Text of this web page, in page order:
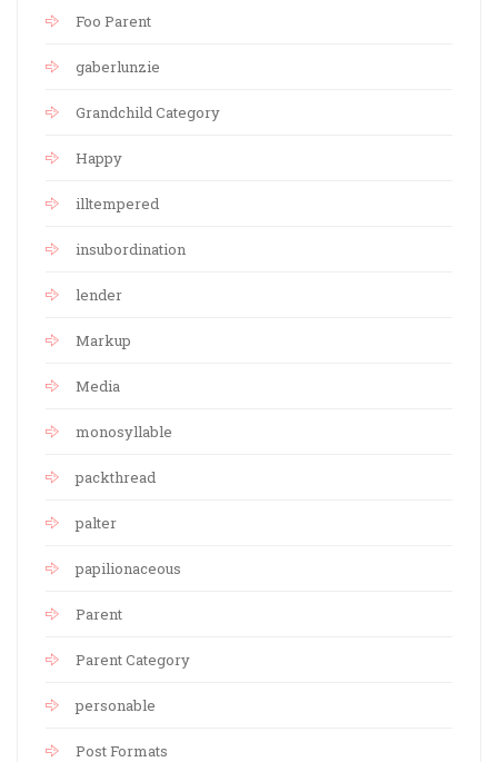
Foo Parent
gaberlunzie
Grandchild Category
Happy
illtempered
insubordination
lender
Markup
Media
monosyllable
packthread
palter
papilionaceous
Parent
Parent Category
personable
Post Formats